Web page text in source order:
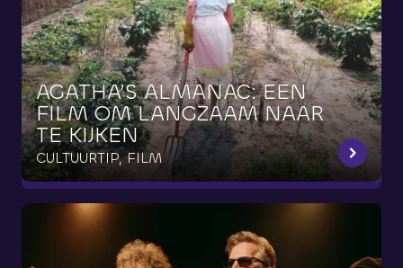
AGATHA’S ALMANAC: EEN
FILM OM LANGZAAM NAAR
TE KIJKEN
CULTUURTIP, FILM